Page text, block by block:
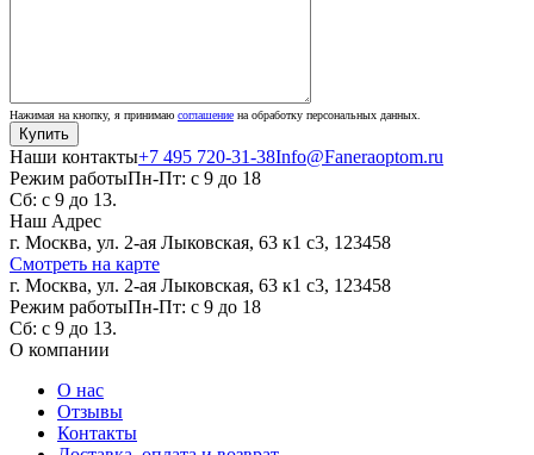
Нажимая на кнопку, я принимаю соглашение на обработку персональных данных.
Наши контакты+7 495 720-31-38Info@Faneraoptom.ru
Режим работыПн-Пт: с 9 до 18
Сб: с 9 до 13.
Наш Адрес
г. Москва, ул. 2-ая Лыковская, 63 к1 с3, 123458
Смотреть на карте
г. Москва, ул. 2-ая Лыковская, 63 к1 с3, 123458
Режим работыПн-Пт: с 9 до 18
Сб: с 9 до 13.
О компании
О нас
Отзывы
Контакты